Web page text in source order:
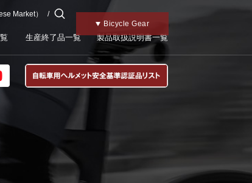
Bicycle Gear
Kabutoトップ
Motorcycle Gear
チャイルドメット
Market）
生産終了品一覧 製品取扱説明書一覧